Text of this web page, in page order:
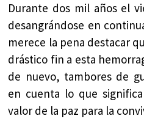
Durante dos mil años el
desangrándose en
merece la pena destacar
drástico fin a esta
de nuevo, tambores de
en cuenta lo que
valor de la paz para la